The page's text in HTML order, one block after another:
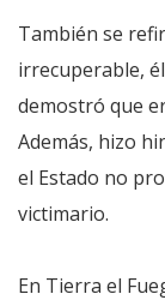
También se
irrecuperable,
demostró que
Además, hizo
el Estado no
victimario.
En Tierra el